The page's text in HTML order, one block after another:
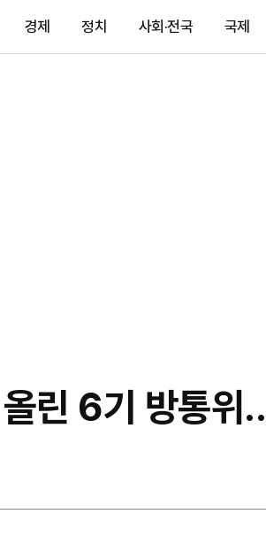
경제 정치 사회·전국 국제
린 6기 방통위